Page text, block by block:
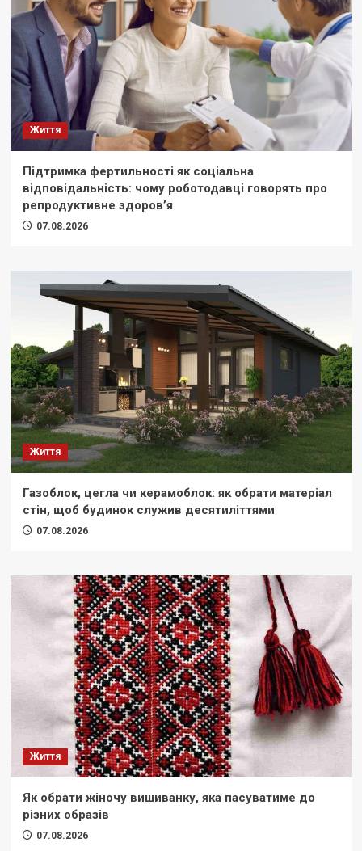
Життя
Підтримка фертильності як соціальна
відповідальність: чому роботодавці говорять про
репродуктивне здоров’я
07.08.2026
Життя
Газоблок, цегла чи керамоблок: як обрати матеріал
стін, щоб будинок служив десятиліттями
07.08.2026
Життя
Як обрати жіночу вишиванку, яка пасуватиме до
різних образів
07.08.2026